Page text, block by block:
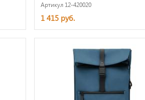
Артикул 12-420020
1 415 руб.